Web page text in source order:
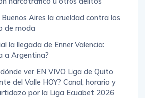
Aires la crueldad contra los
de moda
la llegada de Enner Valencia:
a Argentina?
ver EN VIVO Liga de Quito
del Valle HOY? Canal, horario y
por la Liga Ecuabet 2026